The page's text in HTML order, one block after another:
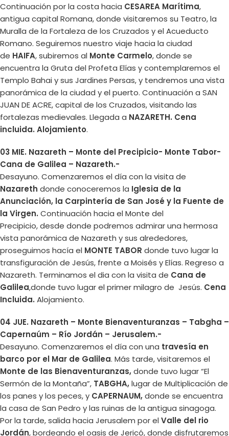
Continuación por la costa hacia CESAREA Marítima,
antigua capital Romana, donde visitaremos su Teatro, la
Muralla de la Fortaleza de los Cruzados y el Acueducto
Romano. Seguiremos nuestro viaje hacia la ciudad
de HAIFA, subiremos al Monte Carmelo, donde se
encuentra la Gruta del Profeta Elías y contemplaremos el
Templo Bahai y sus Jardines Persas, y tendremos una vista
panorámica de la ciudad y el puerto. Continuación a SAN
JUAN DE ACRE, capital de los Cruzados, visitando las
fortalezas medievales. Llegada a NAZARETH. Cena
incluida. Alojamiento.
03 MIE. Nazareth – Monte del Precipicio- Monte Tabor-
Cana de Galilea – Nazareth.-
Desayuno. Comenzaremos el día con la visita de
Nazareth donde conoceremos la Iglesia de la
Anunciación, la Carpintería de San José y la Fuente de
la Virgen. Continuación hacia el Monte del
Precipicio, desde donde podremos admirar una hermosa
vista panorámica de Nazareth y sus alrededores,
proseguimos hacía el MONTE TABOR donde tuvo lugar la
transfiguración de Jesús, frente a Moisés y Elías. Regreso a
Nazareth. Terminamos el dia con la visita de Cana de
Galilea,donde tuvo lugar el primer milagro de Jesús. Cena
Incluida. Alojamiento.
04 JUE. Nazareth – Monte Bienaventuranzas – Tabgha –
Capernaúm – Río Jordán – Jerusalem.-
Desayuno. Comenzaremos el día con una travesía en
barco por el Mar de Galilea. Más tarde, visitaremos el
Monte de las Bienaventuranzas,donde tuvo lugar “El
Sermón de la Montaña”, TABGHA,lugar de Multiplicación de
los panes y los peces, y CAPERNAUM,donde se encuentra
la casa de San Pedro y las ruinas de la antigua sinagoga.
Por la tarde, salida hacia Jerusalem por el Valle del rio
Jordán, bordeando el oasis de Jericó, donde disfrutaremos